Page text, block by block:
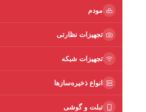
مودم
تجهیزات نظارتی
تجهیزات شبکه
انواع ذخیره‌سازها
تبلت و گوشی